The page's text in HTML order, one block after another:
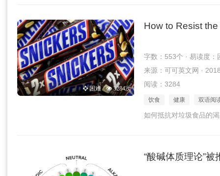
困难 3284次
How to Resist
字数：553个 · 易读度：
来源：可可英文网 ·
阅读：3284
饮食 健康 双语阅
如何抵抗对垃圾食品的
“酸碱体质理论”被